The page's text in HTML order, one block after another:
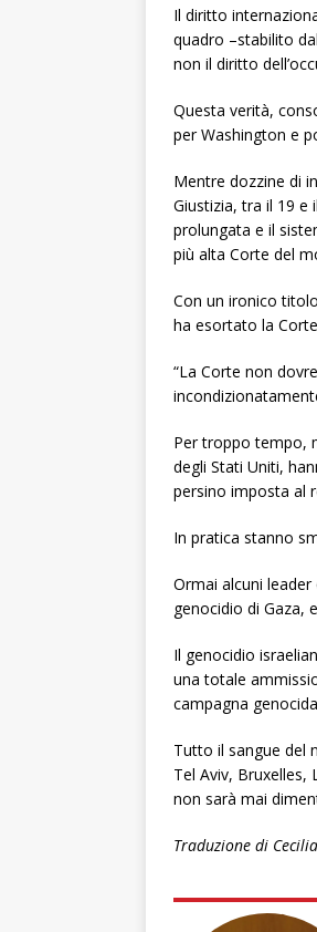
Il diritto
quadro –stabilito
non il diritto
Questa verità,
per Washington e
Mentre dozzine di
Giustizia, tra il 19 e
prolungata e il
più alta Corte del
Con un ironico
ha esortato la
“La Corte non
Per troppo tempo,
degli Stati Uniti,
persino imposta al
In pratica stanno
Ormai alcuni
genocidio di Gaza,
Il genocidio
una totale
campagna
Tutto il sangue del
Tel Aviv,
non sarà mai
Traduzione di